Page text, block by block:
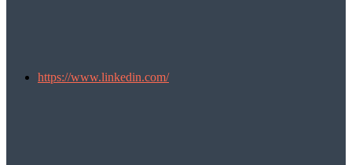
https://www.linkedin.com/